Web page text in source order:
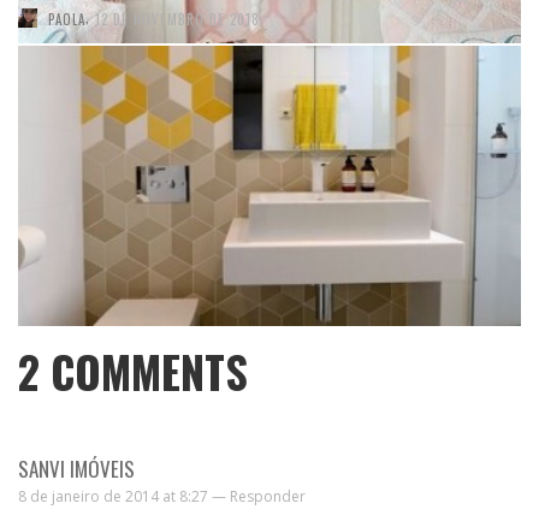
PAOLA, 12 DE NOVEMBRO DE 2018
2 COMMENTS
SANVI IMÓVEIS
8 de janeiro de 2014 at 8:27 — Responder